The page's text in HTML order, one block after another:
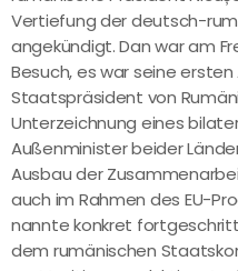
Vertiefung der deutsch-
angekündigt. Dan war am
Besuch, es war seine
Staatspräsident von
Unterzeichnung eines
Außenminister beider
Ausbau der
auch im Rahmen des EU-
nannte konkret
dem rumänischen